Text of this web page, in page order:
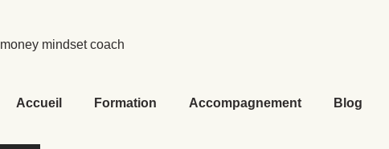
money mindset coach
Accueil Formation Accompagnement Blog